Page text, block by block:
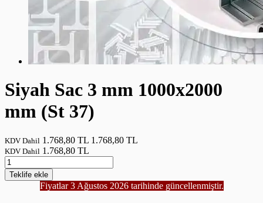
Siyah Sac 3 mm 1000x2000
mm (St 37)
KDV Dahil 1.768,80 TL 1.768,80 TL
KDV Dahil 1.768,80 TL
Teklife ekle
Fiyatlar 3 Ağustos 2026 tarihinde güncellenmiştir.